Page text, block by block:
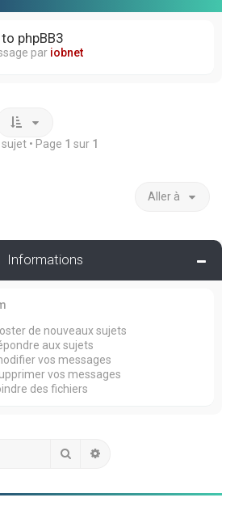
phpBB3
par iobnet
sujet • Page 1 sur 1
Aller à
Informations
de nouveaux sujets
aux sujets
vos messages
vos messages
des fichiers
Rechercher